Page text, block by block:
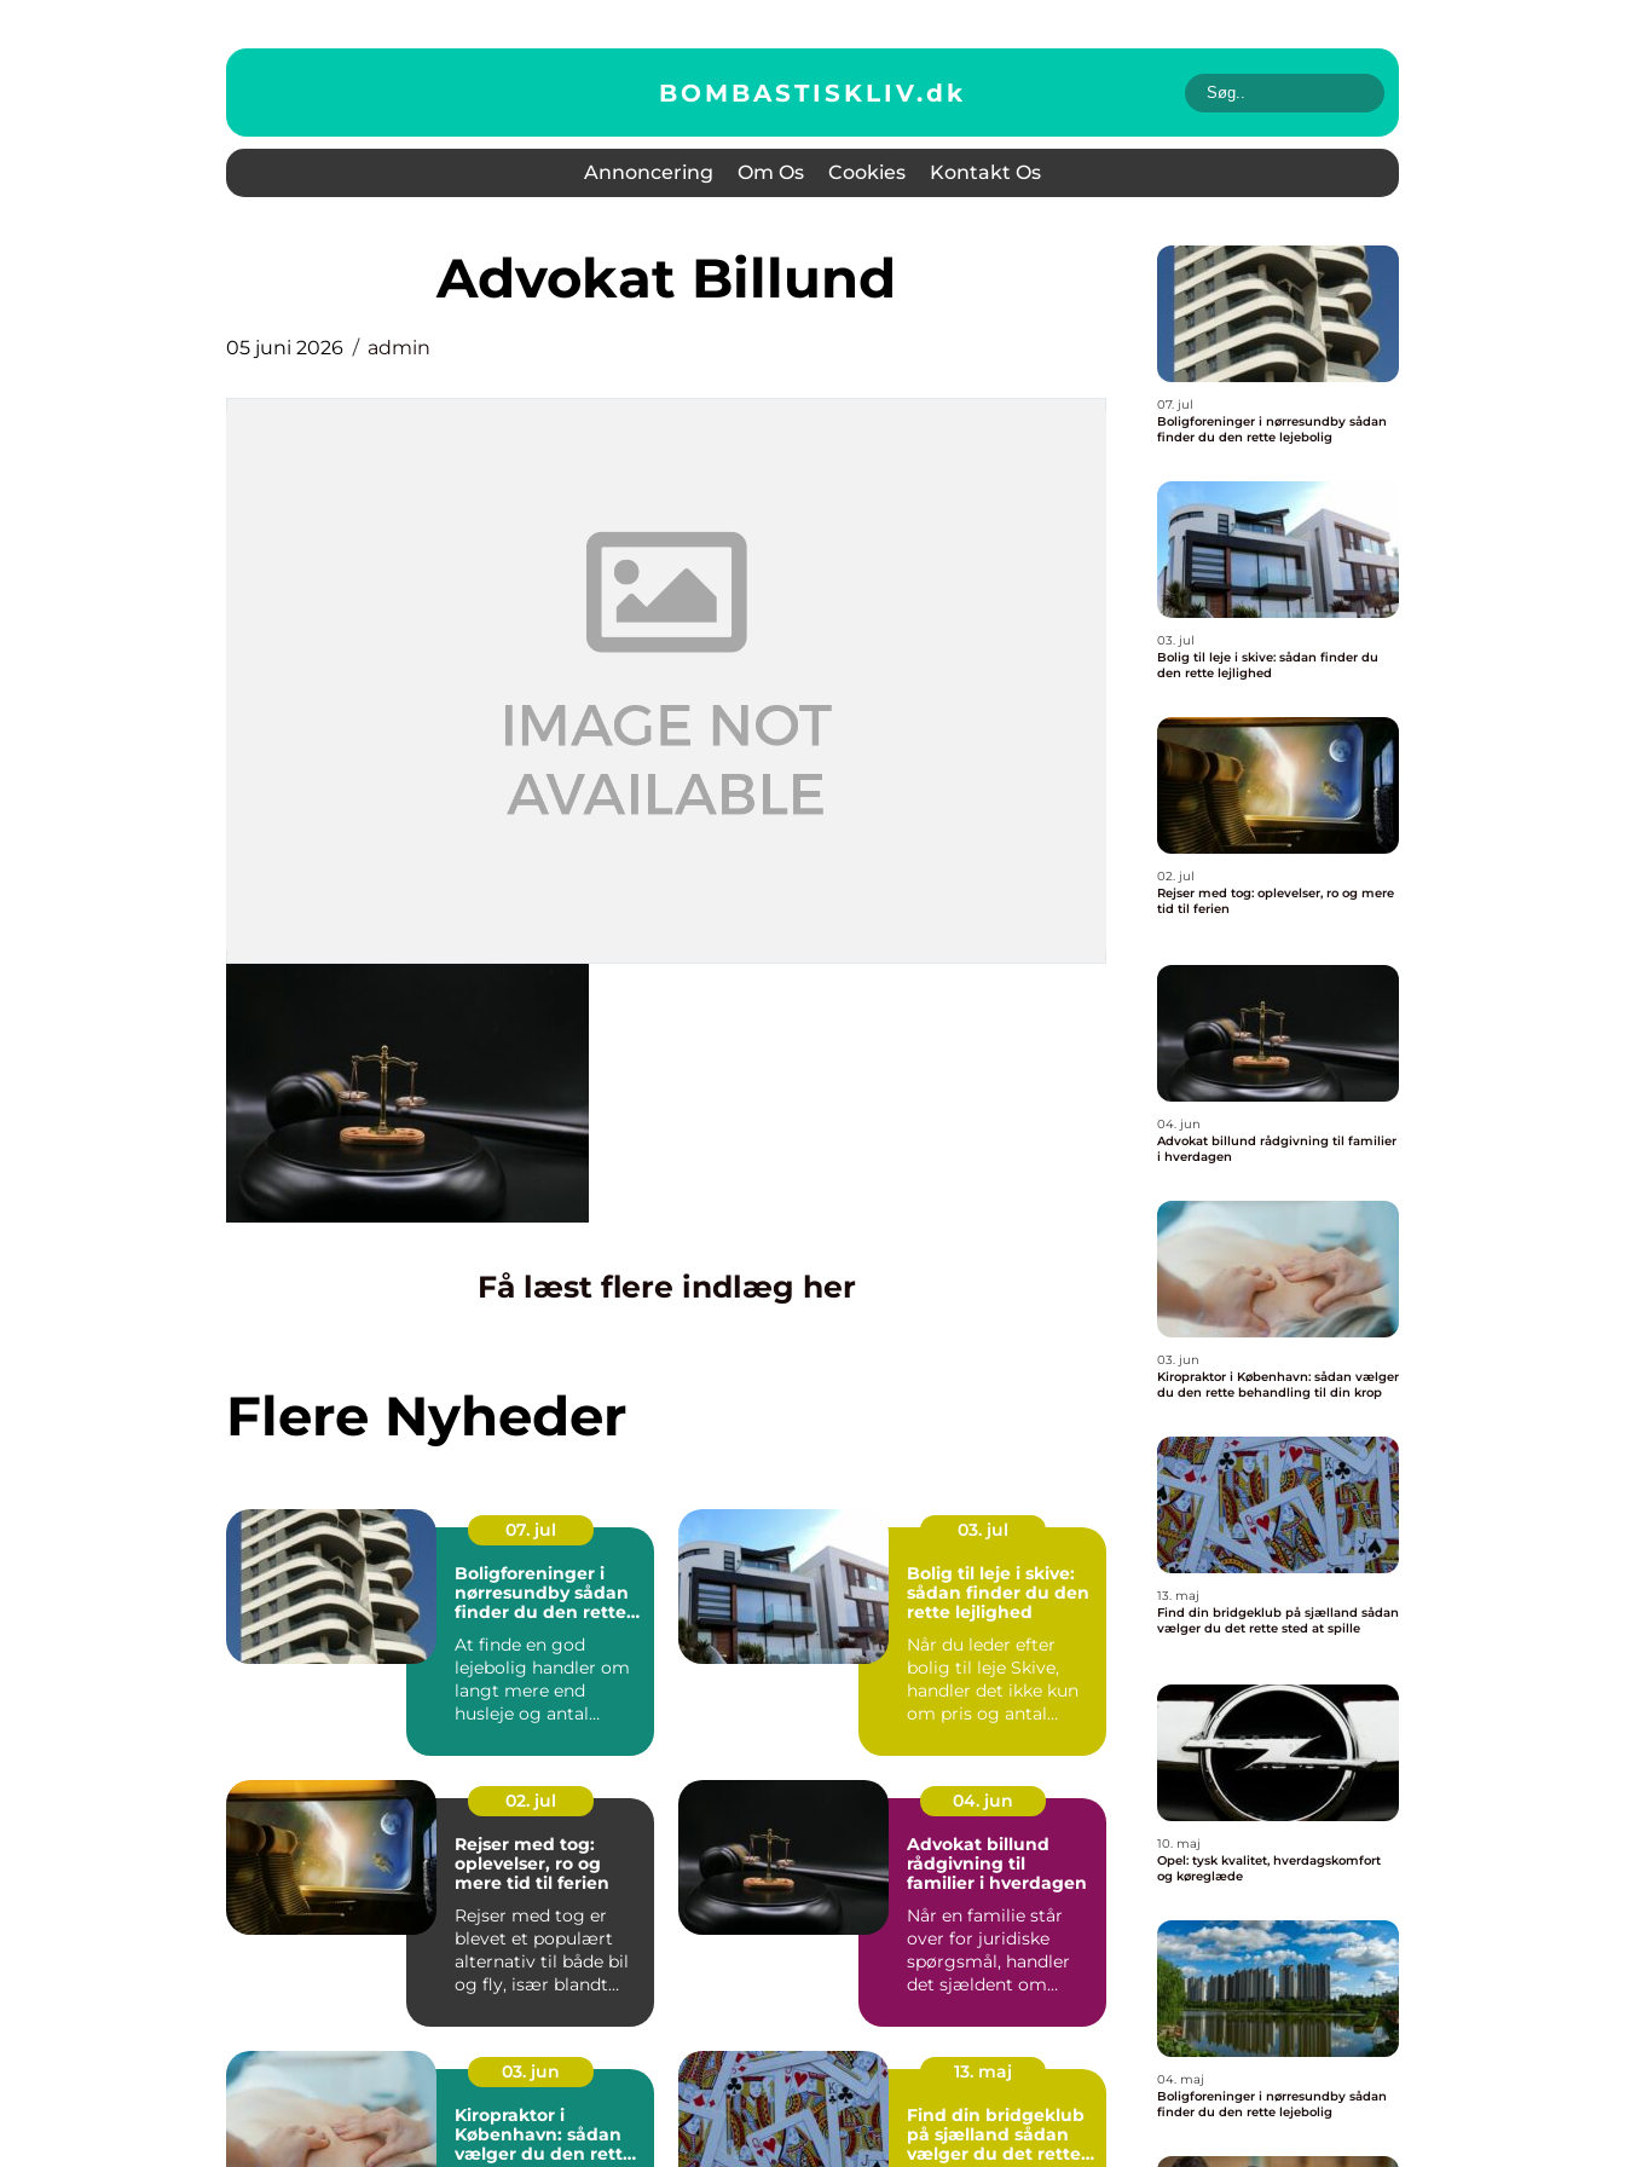
BOMBASTISKLIV.dk
Annoncering Om Os Cookies Kontakt Os
advokat Billund
05 juni 2026 admin
Få læst flere indlæg her
Flere Nyheder
07. jul
Boligforeninger i
nørresundby sådan
finder du den rette
At finde en god
lejebolig handler om
langt mere end
husleje og antal
kigger i da...
03. jul
Bolig til leje i skive:
sådan finder du den
rette lejlighed
Når du leder efter
bolig til leje Skive,
handler det ikke kun
om pris og antal
vælg...
02. jul
Rejser med tog:
oplevelser, ro og
mere tid til ferien
Rejser med tog er
blevet et populært
alternativ til både bil
og fly, især blandt
04. jun
Advokat billund
rådgivning til
familier i hverdagen
Når en familie står
over for juridiske
spørgsmål, handler
det sjældent om
egen...
03. jun
Kiropraktor i
København: sådan
vælger du den rette
13. maj
Find din bridgeklub
på sjælland sådan
vælger du det rette
07. jul
Boligforeninger i nørresundby sådan
finder du den rette lejebolig
03. jul
Bolig til leje i skive: sådan finder du
den rette lejlighed
02. jul
Rejser med tog: oplevelser, ro og mere
tid til ferien
04. jun
Advokat billund rådgivning til familier
i hverdagen
03. jun
Kiropraktor i København: sådan vælger
du den rette behandling til din krop
13. maj
Find din bridgeklub på sjælland sådan
vælger du det rette sted at spille
10. maj
Opel: tysk kvalitet, hverdagskomfort
og køreglæde
04. maj
Boligforeninger i nørresundby sådan
finder du den rette lejebolig